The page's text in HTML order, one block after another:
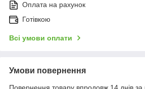
Оплата на рахунок
Готівкою
Всі умови оплати
Умови повернення